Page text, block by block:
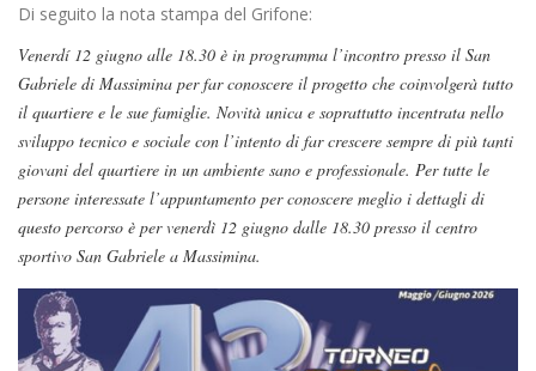
Di seguito la nota stampa del Grifone:
Venerdí 12 giugno alle 18.30 è in programma l’incontro presso il San
Gabriele di Massimina per far conoscere il progetto che coinvolgerà tutto
il quartiere e le sue famiglie. Novità unica e soprattutto incentrata nello
sviluppo tecnico e sociale con l’intento di far crescere sempre di più tanti
giovani del quartiere in un ambiente sano e professionale. Per tutte le
persone interessate l’appuntamento per conoscere meglio i dettagli di
questo percorso è per venerdì 12 giugno dalle 18.30 presso il centro
sportivo San Gabriele a Massimina.